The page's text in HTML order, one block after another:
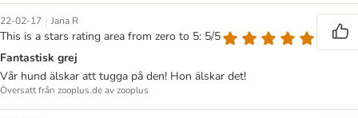
22-02-17 | Jana R
This is a stars rating area from zero to 5: 5/5
Fantastisk grej
Vår hund älskar att tugga på den! Hon älskar det!
Översatt från zooplus.de av zooplus